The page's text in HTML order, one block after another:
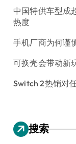
中国特供车型成
热度
手机厂商为何谨
可换壳会带动新
Switch 2热销对
搜索